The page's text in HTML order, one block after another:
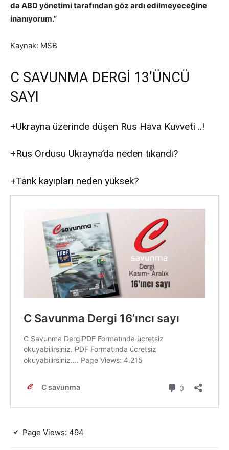
da ABD yönetimi tarafından göz ardı edilmeyeceğine
inanıyorum.”
Kaynak: MSB
C SAVUNMA DERGİ 13’ÜNCÜ
SAYI
+Ukrayna üzerinde düşen Rus Hava Kuvveti ..!
+Rus Ordusu Ukrayna’da neden tıkandı?
+Tank kayıpları neden yüksek?
Page Views: 494